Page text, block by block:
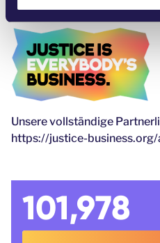
Unsere vollständige
https://justice-
101,978